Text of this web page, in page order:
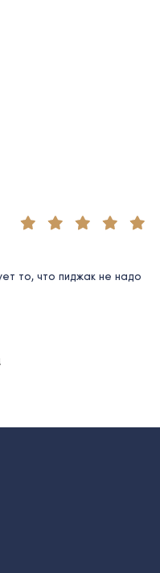
то, что пиджак не надо